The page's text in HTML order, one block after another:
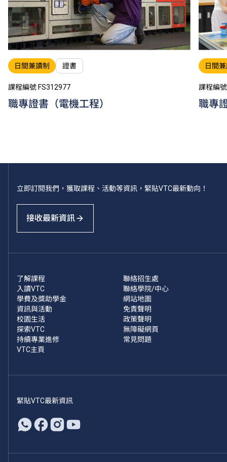
日間兼讀制 證書
課程編號 FS312977
職專證書（電機工程）
日間
課程編
職專
立即訂閱我們，獲取課程、活動等資訊，緊貼VTC最新動向！
接收最新資訊
了解課程
入讀VTC
學費及獎助學金
資訊與活動
校園生活
探索VTC
持續專業進修
VTC主頁
聯絡招生處
聯絡學院/中心
網站地圖
免責聲明
政策聲明
無障礙網頁
常見問題
緊貼VTC最新資訊